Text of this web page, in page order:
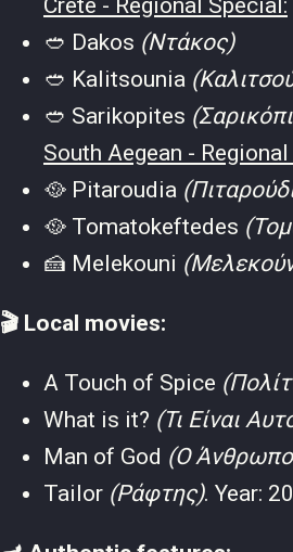
🥙 Dakos (Ντάκος)
🥙 Kalitsounia
🥙 Sarikopites
South Aegean -
🥘 Pitaroudia
🥘 Tomatokeftedes
🍰 Melekouni
🎬 Local movies:
A Touch of Spice
What is it? (Τι Eίναι
Man of God (Ο
Tailor (Ράφτης). Year: